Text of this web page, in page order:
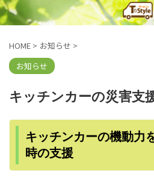
HOME > お知らせ >
お知らせ
キッチンカーの災害支
キッチンカーの機動力
時の支援